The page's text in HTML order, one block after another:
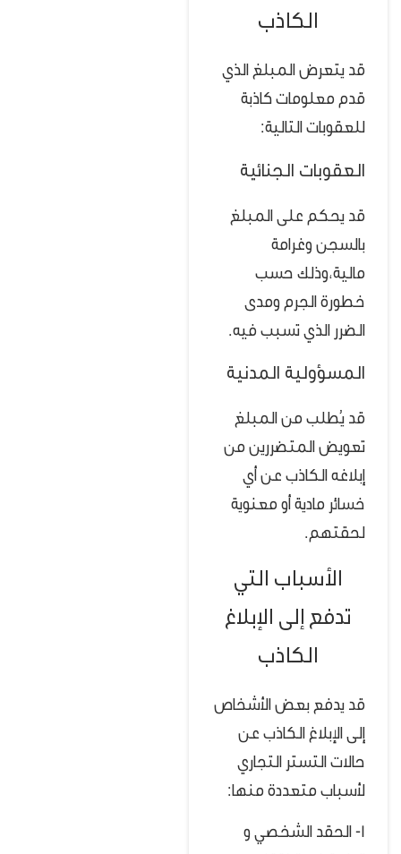
الكاذب
قد يتعرض المبلغ الذي
قدم معلومات كاذبة
للعقوبات التالية:
العقوبات الجنائية
قد يحكم على المبلغ
بالسجن وغرامة
مالية،وذلك حسب
خطورة الجرم ومدى
الضرر الذي تسبب فيه.
المسؤولية المدنية
قد يُطلب من المبلغ
تعويض المتضررين من
إبلاغه الكاذب عن أي
خسائر مادية أو معنوية
لحقتهم.
الأسباب التي
تدفع إلى الإبلاغ
الكاذب
قد يدفع بعض الأشخاص
إلى الإبلاغ الكاذب عن
حالات التستر التجاري
لأسباب متعددة منها:
1- الحقد الشخصي و